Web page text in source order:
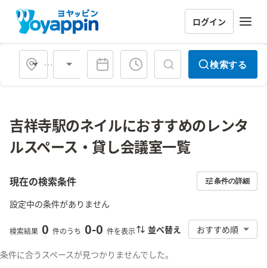
ログイン
会場タイプ 検索する
吉祥寺駅のネイルにおすすめのレンタ
ルスペース・貸し会議室一覧
現在の検索条件 条件の詳細
設定中の条件がありません
検索結果 0 件のうち 0-0 件を表示 並べ替え おすすめ順
条件に合うスペースが見つかりませんでした。